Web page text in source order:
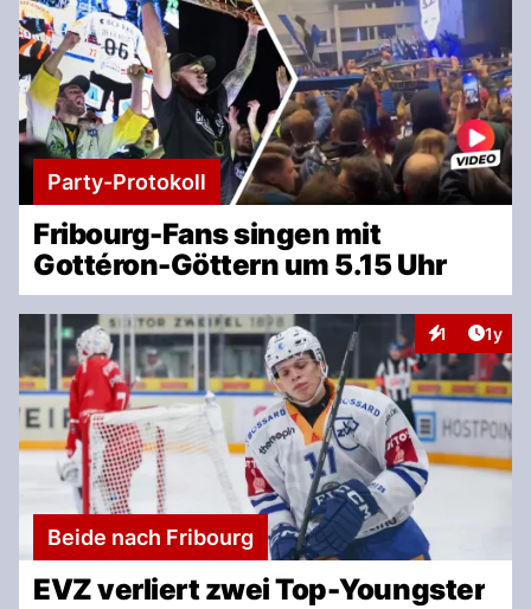
Party-Protokoll
Fribourg-Fans singen mit
Gottéron-Göttern um 5.15 Uhr
1
Interaktionen
1y
Beide nach Fribourg
EVZ verliert zwei Top-Youngster